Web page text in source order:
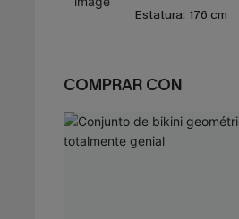
Estatura: 176 cm
COMPRAR CON